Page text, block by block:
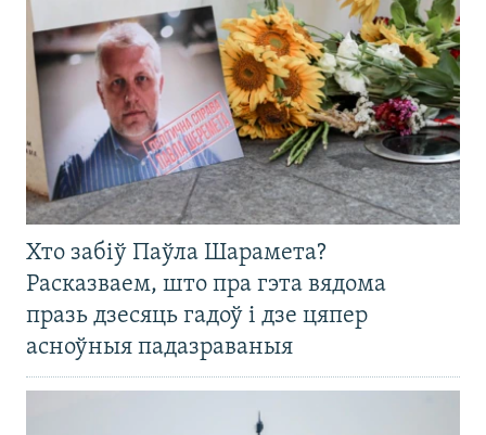
Хто забіў Паўла Шарамета?
Расказваем, што пра гэта вядома
празь дзесяць гадоў і дзе цяпер
асноўныя падазраваныя